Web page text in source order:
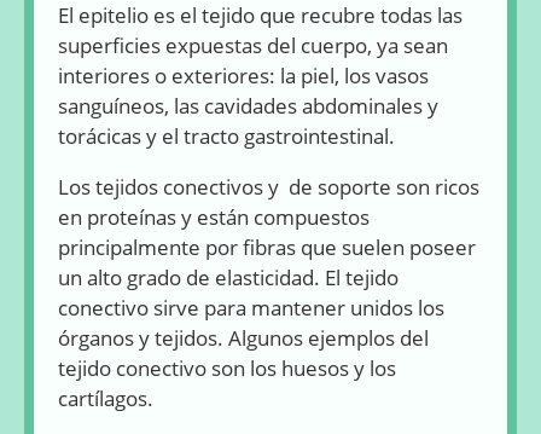
El epitelio es el tejido que recubre todas las
superficies expuestas del cuerpo, ya sean
interiores o exteriores: la piel, los vasos
sanguíneos, las cavidades abdominales y
torácicas y el tracto gastrointestinal.
Los tejidos conectivos y de soporte son ricos
en proteínas y están compuestos
principalmente por fibras que suelen poseer
un alto grado de elasticidad. El tejido
conectivo sirve para mantener unidos los
órganos y tejidos. Algunos ejemplos del
tejido conectivo son los huesos y los
cartílagos.